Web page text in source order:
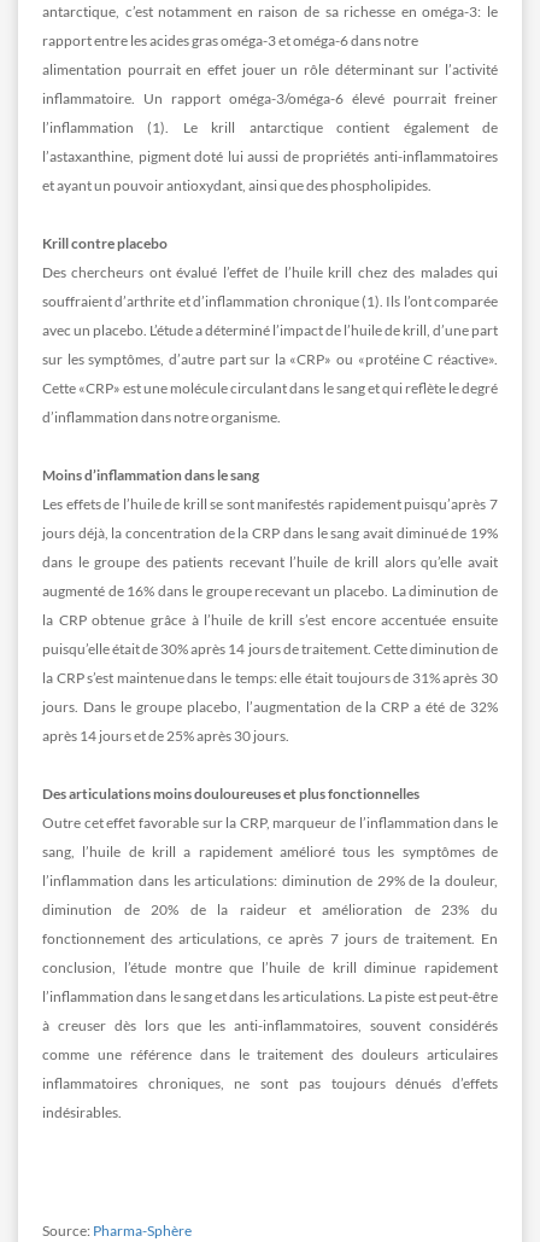
antarctique, c’est notamment en raison de sa richesse en oméga-3: le
rapport entre les acides gras oméga-3 et oméga-6 dans notre
alimentation pourrait en effet jouer un rôle déterminant sur l’activité
inflammatoire. Un rapport oméga-3/oméga-6 élevé pourrait freiner
l’inflammation (1). Le krill antarctique contient également de
l’astaxanthine, pigment doté lui aussi de propriétés anti-inflammatoires
et ayant un pouvoir antioxydant, ainsi que des phospholipides.
Krill contre placebo
Des chercheurs ont évalué l’effet de l’huile krill chez des malades qui
souffraient d’arthrite et d’inflammation chronique (1). Ils l’ont comparée
avec un placebo. L’étude a déterminé l’impact de l’huile de krill, d’une part
sur les symptômes, d’autre part sur la «CRP» ou «protéine C réactive».
Cette «CRP» est une molécule circulant dans le sang et qui reflète le degré
d’inflammation dans notre organisme.
Moins d’inflammation dans le sang
Les effets de l’huile de krill se sont manifestés rapidement puisqu’après 7
jours déjà, la concentration de la CRP dans le sang avait diminué de 19%
dans le groupe des patients recevant l’huile de krill alors qu’elle avait
augmenté de 16% dans le groupe recevant un placebo. La diminution de
la CRP obtenue grâce à l’huile de krill s’est encore accentuée ensuite
puisqu’elle était de 30% après 14 jours de traitement. Cette diminution de
la CRP s’est maintenue dans le temps: elle était toujours de 31% après 30
jours. Dans le groupe placebo, l’augmentation de la CRP a été de 32%
après 14 jours et de 25% après 30 jours.
Des articulations moins douloureuses et plus fonctionnelles
Outre cet effet favorable sur la CRP, marqueur de l’inflammation dans le
sang, l’huile de krill a rapidement amélioré tous les symptômes de
l’inflammation dans les articulations: diminution de 29% de la douleur,
diminution de 20% de la raideur et amélioration de 23% du
fonctionnement des articulations, ce après 7 jours de traitement. En
conclusion, l’étude montre que l’huile de krill diminue rapidement
l’inflammation dans le sang et dans les articulations. La piste est peut-être
à creuser dès lors que les anti-inflammatoires, souvent considérés
comme une référence dans le traitement des douleurs articulaires
inflammatoires chroniques, ne sont pas toujours dénués d’effets
indésirables.
Source: Pharma-Sphère